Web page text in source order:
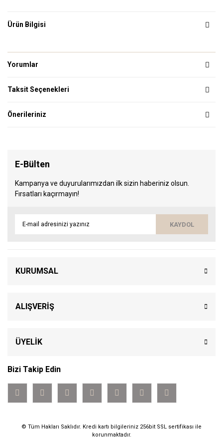
Ürün Bilgisi
Yorumlar
Taksit Seçenekleri
Önerileriniz
E-Bülten
Kampanya ve duyurularımızdan ilk sizin haberiniz olsun.
Fırsatları kaçırmayın!
KAYDOL
KURUMSAL
ALIŞVERİŞ
ÜYELİK
Bizi Takip Edin
© Tüm Hakları Saklıdır. Kredi kartı bilgileriniz 256bit SSL sertifikası ile
korunmaktadır.